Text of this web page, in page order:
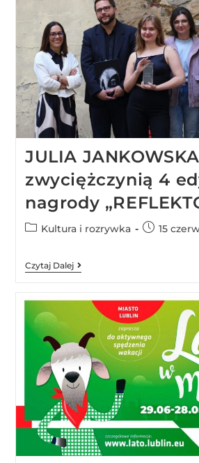
JULIA JANKOWSKA
zwyciężczynią 4
nagrody
Kultura i rozrywka 15
Czytaj Dalej